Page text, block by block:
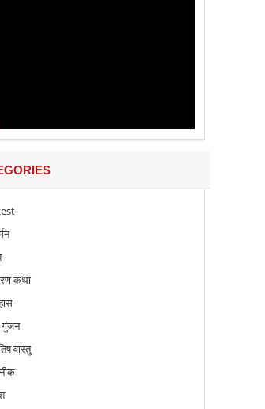
कथा
गुंजन
वास्तु